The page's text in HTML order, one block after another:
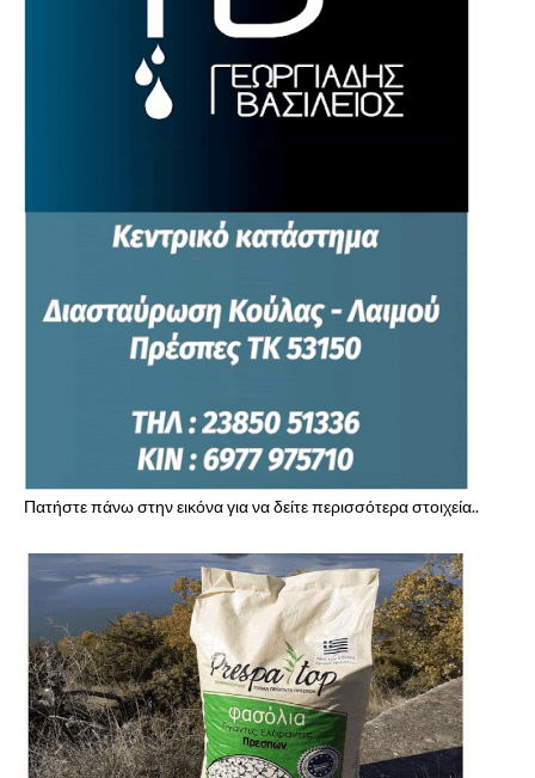
Πατήστε πάνω στην εικόνα για να δείτε περισσότερα στοιχεία..